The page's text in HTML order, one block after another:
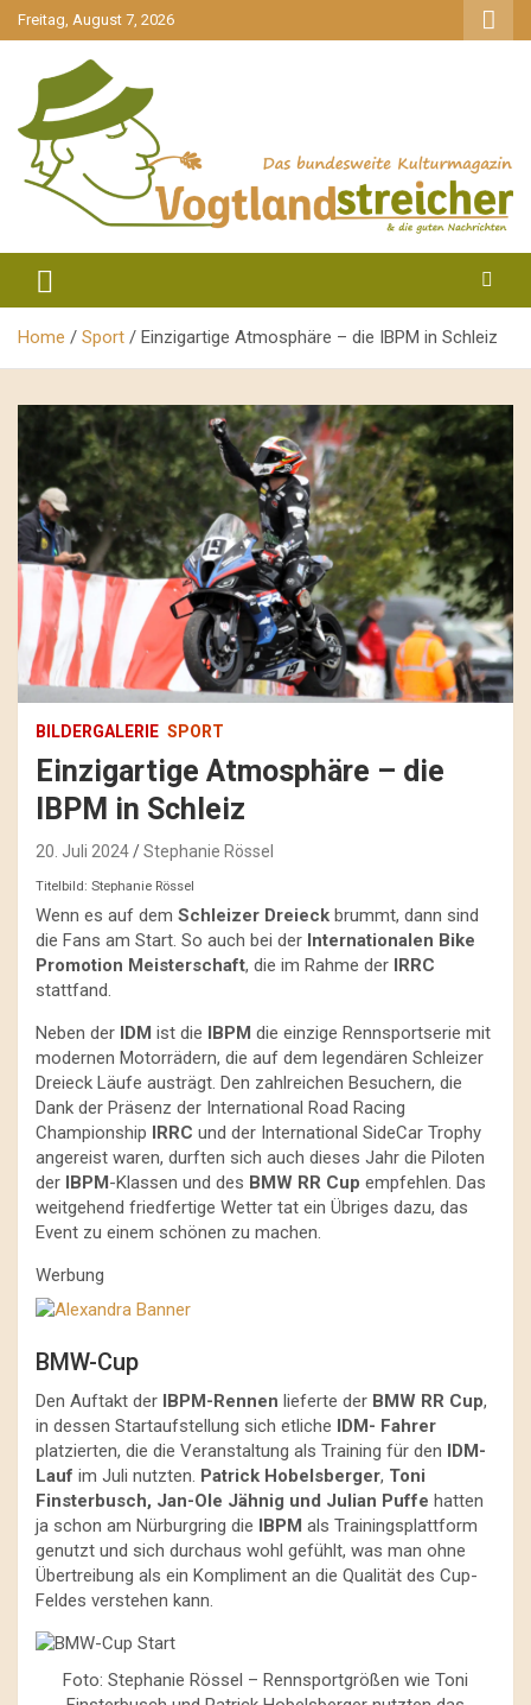
gehe
zum
Freitag, August 7, 2026
Vogtlandstreicher
Home Sport Einzigartige Atmosphäre – die IBPM in Schleiz
BILDERGALERIE SPORT
Einzigartige Atmosphäre – die
IBPM in Schleiz
20. Juli 2024 Stephanie Rössel
Titelbild: Stephanie Rössel
Wenn es auf dem Schleizer Dreieck brummt, dann sind
die Fans am Start. So auch bei der Internationalen Bike
Promotion Meisterschaft, die im Rahme der IRRC
stattfand.
Neben der IDM ist die IBPM die einzige Rennsportserie mit
modernen Motorrädern, die auf dem legendären Schleizer
Dreieck Läufe austrägt. Den zahlreichen Besuchern, die
Dank der Präsenz der International Road Racing
Championship IRRC und der International SideCar Trophy
angereist waren, durften sich auch dieses Jahr die Piloten
der IBPM-Klassen und des BMW RR Cup empfehlen. Das
weitgehend friedfertige Wetter tat ein Übriges dazu, das
Event zu einem schönen zu machen.
Werbung
BMW-Cup
Den Auftakt der IBPM-Rennen lieferte der BMW RR Cup,
in dessen Startaufstellung sich etliche IDM- Fahrer
platzierten, die die Veranstaltung als Training für den IDM-
Lauf im Juli nutzten. Patrick Hobelsberger, Toni
Finsterbusch, Jan-Ole Jähnig und Julian Puffe hatten
ja schon am Nürburgring die IBPM als Trainingsplattform
genutzt und sich durchaus wohl gefühlt, was man ohne
Übertreibung als ein Kompliment an die Qualität des Cup-
Feldes verstehen kann.
Foto: Stephanie Rössel – Rennsportgrößen wie Toni